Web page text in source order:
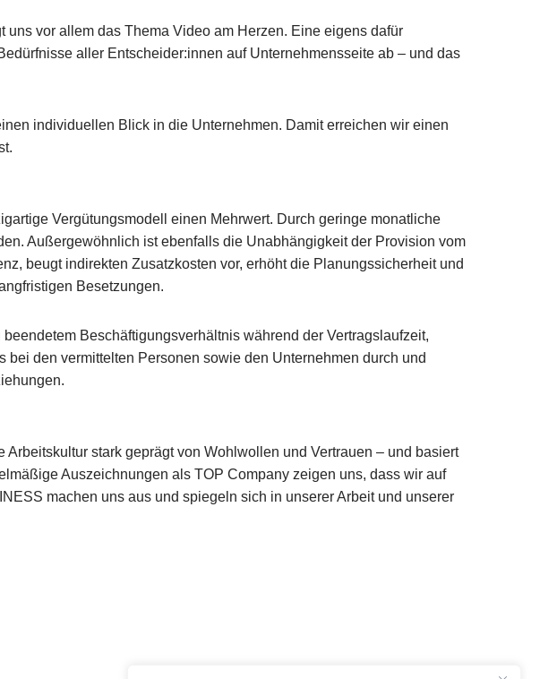
vor allem das Thema Video am Herzen. Eine eigens dafür
aller Entscheider:innen auf Unternehmensseite ab – und das
individuellen Blick in die Unternehmen. Damit erreichen wir einen
Vergütungsmodell einen Mehrwert. Durch geringe monatliche
Außergewöhnlich ist ebenfalls die Unabhängigkeit der Provision vom
beugt indirekten Zusatzkosten vor, erhöht die Planungssicherheit und
Besetzungen.
Beschäftigungsverhältnis während der Vertragslaufzeit,
den vermittelten Personen sowie den Unternehmen durch und
stark geprägt von Wohlwollen und Vertrauen – und basiert
Auszeichnungen als TOP Company zeigen uns, dass wir auf
machen uns aus und spiegeln sich in unserer Arbeit und unserer